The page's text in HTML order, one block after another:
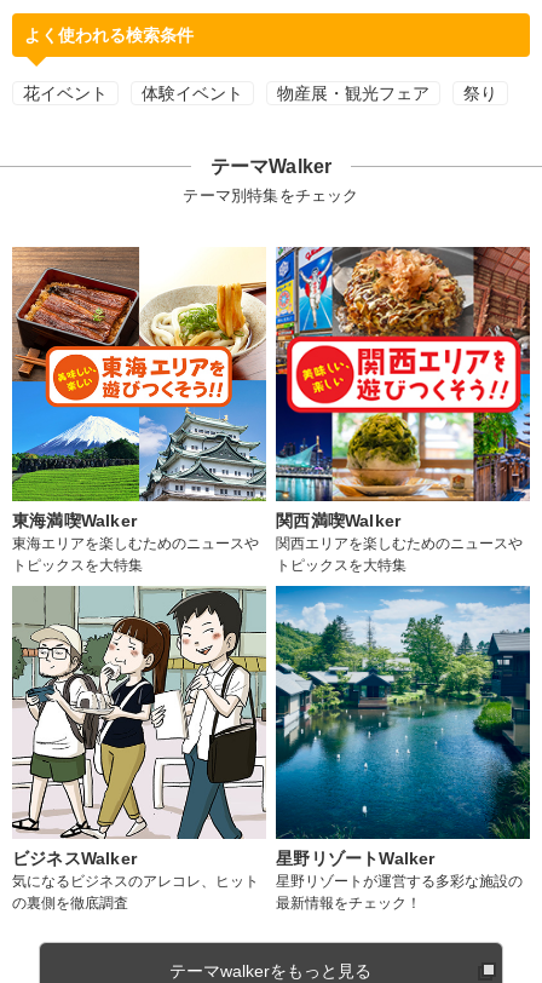
よく使われる検索条件
花イベント 体験イベント 物産展・観光フェア 祭り
テーマWalker
テーマ別特集をチェック
東海満喫Walker
東海エリアを楽しむためのニュースや
トピックスを大特集
関西満喫Walker
関西エリアを楽しむためのニュースや
トピックスを大特集
ビジネスWalker
気になるビジネスのアレコレ、ヒット
の裏側を徹底調査
星野リゾートWalker
星野リゾートが運営する多彩な施設の
最新情報をチェック！
テーマwalkerをもっと見る